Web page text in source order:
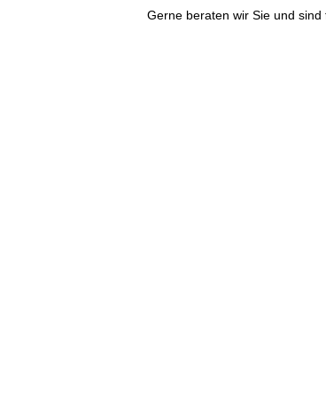
Gerne beraten wir Sie und